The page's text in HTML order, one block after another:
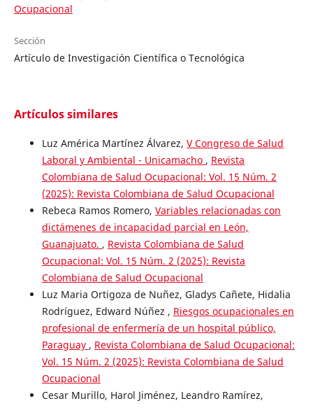
Ocupacional
Sección
Artículo de Investigación Científica o Tecnológica
Artículos similares
Luz América Martínez Álvarez, V Congreso de Salud
Laboral y Ambiental - Unicamacho , Revista
Colombiana de Salud Ocupacional: Vol. 15 Núm. 2
(2025): Revista Colombiana de Salud Ocupacional
Rebeca Ramos Romero, Variables relacionadas con
dictámenes de incapacidad parcial en León,
Guanajuato. , Revista Colombiana de Salud
Ocupacional: Vol. 15 Núm. 2 (2025): Revista
Colombiana de Salud Ocupacional
Luz Maria Ortigoza de Nuñez, Gladys Cañete, Hidalia
Rodríguez, Edward Núñez , Riesgos ocupacionales en
profesional de enfermería de un hospital público,
Paraguay , Revista Colombiana de Salud Ocupacional:
Vol. 15 Núm. 2 (2025): Revista Colombiana de Salud
Ocupacional
Cesar Murillo, Harol Jiménez, Leandro Ramírez,